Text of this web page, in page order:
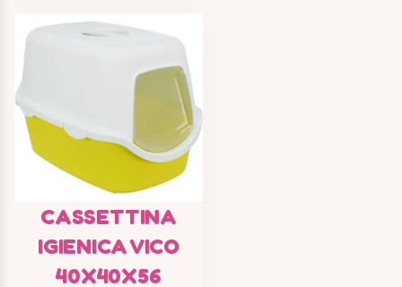
CASSETTINA
IGIENICA VICO
40X40X56